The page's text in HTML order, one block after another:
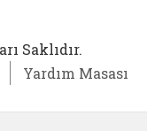
Saklıdır.
Yardım Masası